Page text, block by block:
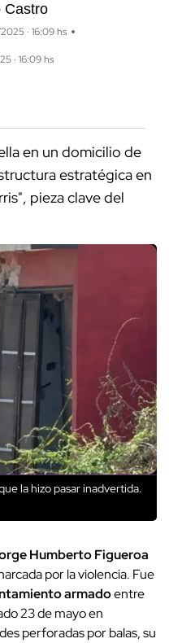
Castro
· 16:09 hs
· 16:09 hs
en un domicilio de
estratégica en
pieza clave del
la hizo pasar inadvertida.
Humberto Figueroa
por la violencia. Fue
armadoentre
23 de mayo en
perforadas por balas, su